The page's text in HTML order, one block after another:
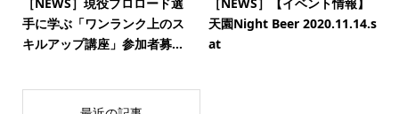
手に学ぶ「ワンランク上のス
キルアップ講座」参加者募...
天園Night Beer 2020.11.14.s
at